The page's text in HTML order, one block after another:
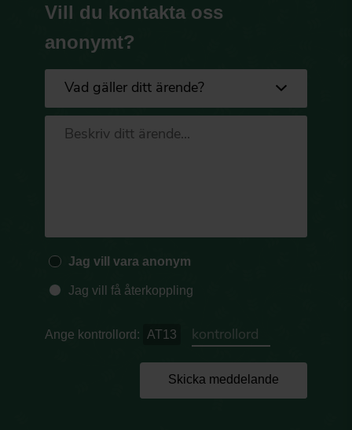
Vill du kontakta oss
anonymt?
Jag vill vara anonym
Jag vill få återkoppling
Ange kontrollord: AT13
Skicka meddelande